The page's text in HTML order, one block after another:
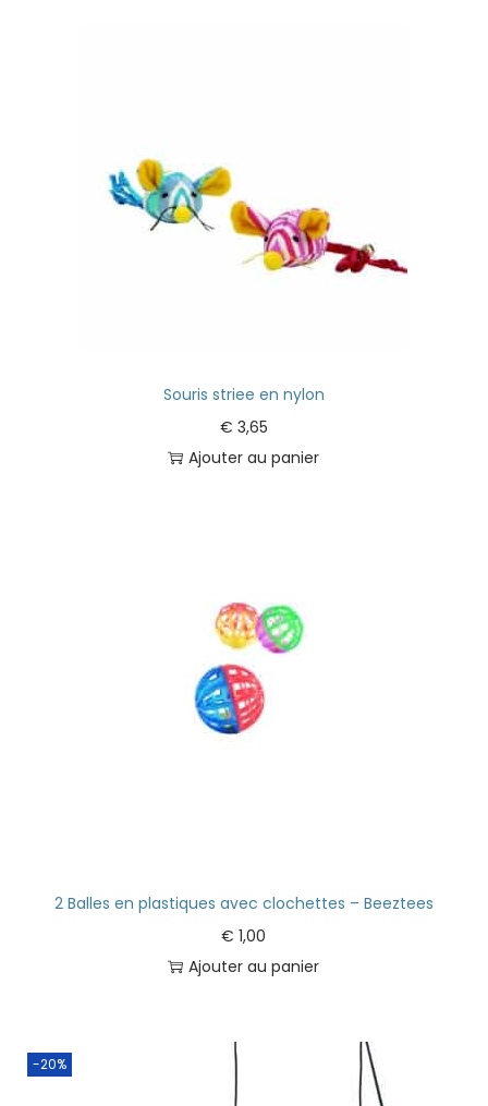
Souris striee en nylon
€ 3,65
Ajouter au panier
2 Balles en plastiques avec clochettes – Beeztees
€ 1,00
Ajouter au panier
-20%